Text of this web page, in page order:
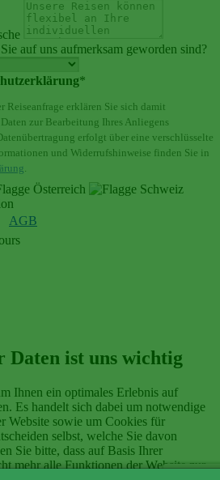
auf uns aufmerksam geworden sind?
*
Reiseanfrage erklären Sie sich damit
zur Bearbeitung Ihres Anliegens
erfolgt über eine verschlüsselte
und Widerrufshinweise finden Sie in
.
AGB
Daten ist uns wichtig
Ihnen ein optimales Erlebnis auf
Es handelt sich dabei um notwendige
Website sowie um Cookies für
selbst, welche Sie davon
Sie bitte, dass auf Basis Ihrer
mehr alle Funktionen der Website zur